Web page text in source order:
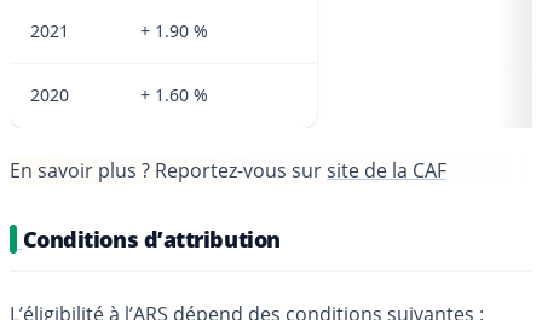
2021 + 1.90 %
2020 + 1.60 %
En savoir plus ? Reportez-vous sursite de la CAF
Conditions d’attribution
L’éligibilité à l’ARS dépend des conditions suivantes :